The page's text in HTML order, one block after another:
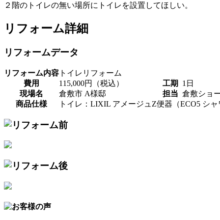
２階のトイレの無い場所にトイレを設置してほしい。
リフォーム詳細
リフォームデータ
リフォーム内容 トイレリフォーム
費用
115,000円（税込） 工期
1日
現場名
倉敷市 A様邸 担当 倉敷ショ
商品仕様
トイレ：LIXIL アメージュZ便器（ECO5 シャ